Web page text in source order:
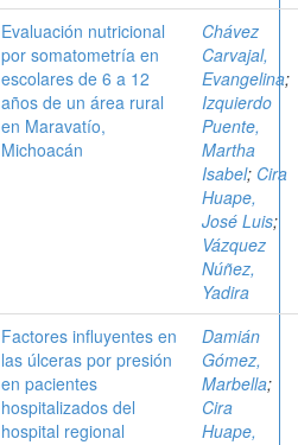
Evaluación nutricional
por somatometría en
escolares de 6 a 12
años de un área rural
en Maravatío,
Michoacán
Chávez
Carvajal,
Evangelina;
Izquierdo
Puente,
Martha
Isabel; Cira
Huape,
José Luis;
Vázquez
Núñez,
Yadira
Factores influyentes en
las úlceras por presión
en pacientes
hospitalizados del
hospital regional
Damián
Gómez,
Marbella;
Cira
Huape,